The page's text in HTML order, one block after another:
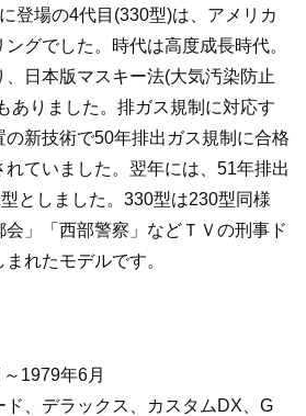
登場の4代目(330型)は、アメリカ
グでした。時代は高度成長時代。
日本版マスキー法(大気汚染防止
ありました。排ガス規制に対応す
新技術で50年排出ガス規制に合格
れていました。翌年には、51年排出
としました。330型は230型同様
会」「西部警察」などＴＶの刑事ド
れたモデルです。
1979年6月
ド、デラックス、カスタムDX、G